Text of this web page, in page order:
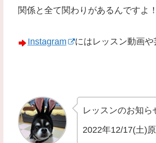
関係と全て関わりがあるんですよ！
Instagram にはレッスン動画
レッスンのお知ら
2022年12/17(土)